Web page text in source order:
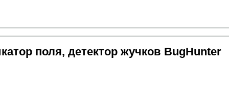
поля, детектор жучков BugHunter